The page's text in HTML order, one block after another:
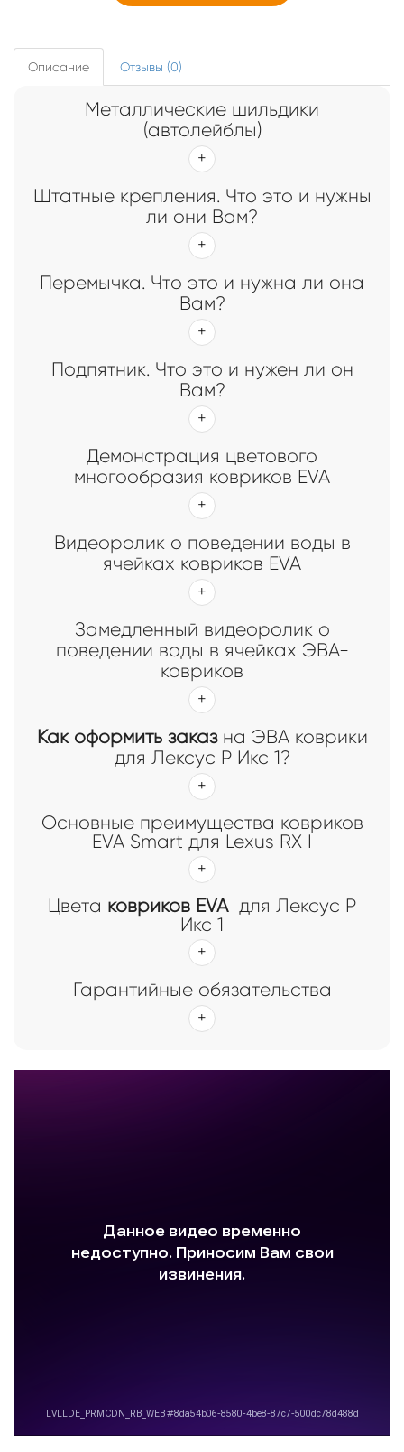
Описание Отзывы (0)
Металлические шильдики
(автолейблы)
Штатные крепления. Что это и нужны
ли они Вам?
Перемычка. Что это и нужна ли она
Вам?
Подпятник. Что это и нужен ли он
Вам?
Демонстрация цветового
многообразия ковриков EVA
Видеоролик о поведении воды в
ячейках ковриков EVA
Замедленный видеоролик о
поведении воды в ячейках ЭВА-
ковриков
Как оформить заказна ЭВА коврики
для Лексус Р Икс 1?
Основные преимущества ковриков
EVA Smart для Lexus RX I
Цвета ковриков EVAдля Лексус Р
Икс 1
Гарантийные обязательства